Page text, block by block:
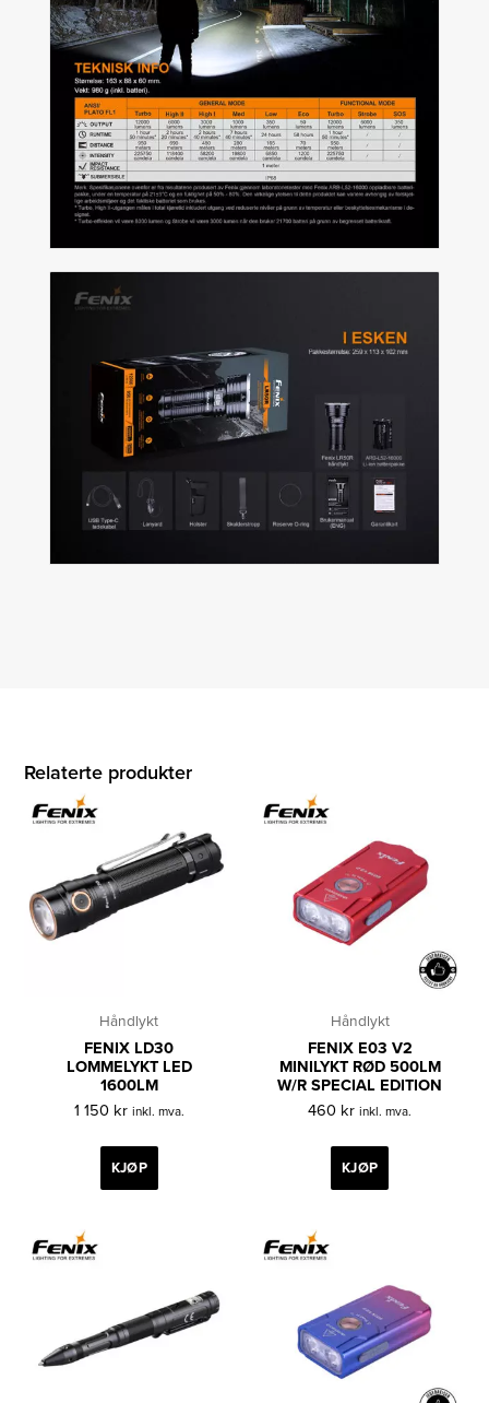
Relaterte produkter
Håndlykt
FENIX LD30
LOMMELYKT LED
1600LM
1 150 kr inkl. mva.
KJØP
Håndlykt
FENIX E03 V2
MINILYKT RØD 500LM
W/R SPECIAL EDITION
460 kr inkl. mva.
KJØP